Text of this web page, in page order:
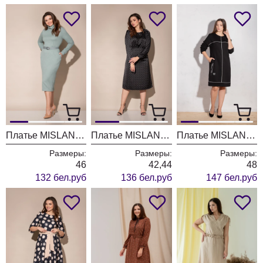
Платье MISLANA WOMEN 6252/1
Размеры:
46
132 бел.руб
Платье MISLANA WOMEN 723
Размеры:
42,44
136 бел.руб
Платье MISLANA WOMEN 628
Размеры:
48
147 бел.руб